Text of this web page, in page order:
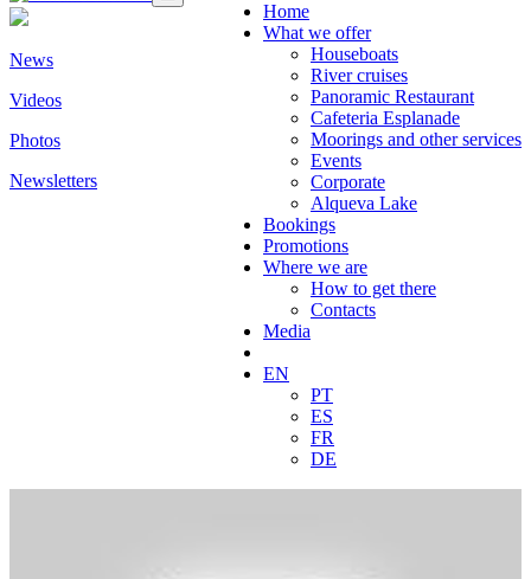
Home
What we offer
Houseboats
River cruises
Panoramic Restaurant
Cafeteria Esplanade
Moorings and other services
Events
Corporate
Alqueva Lake
Bookings
Promotions
Where we are
How to get there
Contacts
Media
EN
PT
ES
FR
DE
News
Videos
Photos
Newsletters